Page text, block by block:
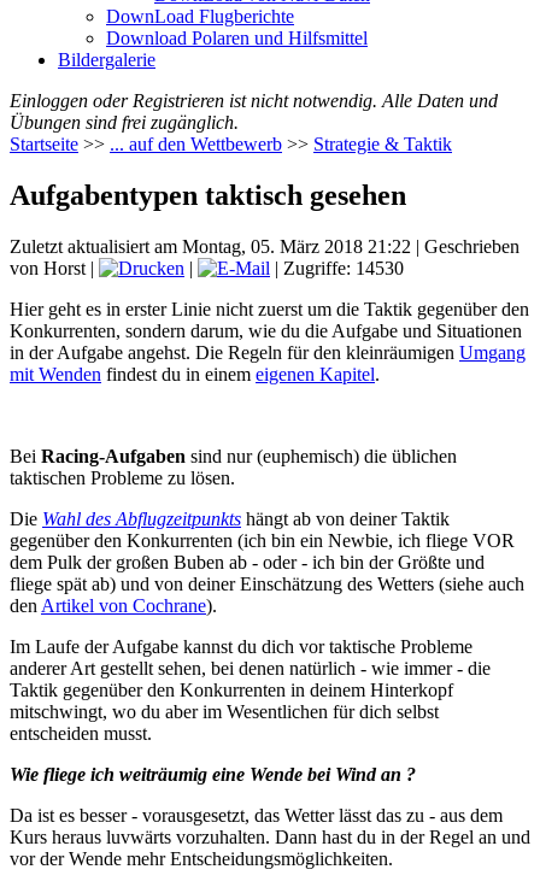
DownLoad Flugberichte
Download Polaren und Hilfsmittel
Bildergalerie
Einloggen oder Registrieren ist nicht notwendig. Alle Daten und
Übungen sind frei zugänglich.
Startseite >> ... auf den Wettbewerb >> Strategie & Taktik
Aufgabentypen taktisch gesehen
Zuletzt aktualisiert am Montag, 05. März 2018 21:22 | Geschrieben
von Horst | |
| Zugriffe: 14530
Hier geht es in erster Linie nicht zuerst um die Taktik gegenüber den
Konkurrenten, sondern darum, wie du die Aufgabe und Situationen
in der Aufgabe angehst. Die Regeln für den kleinräumigen Umgang
mit Wenden findest du in einem eigenen Kapitel.
Bei Racing-Aufgaben sind nur (euphemisch) die üblichen
taktischen Probleme zu lösen.
Die Wahl des Abflugzeitpunkts hängt ab von deiner Taktik
gegenüber den Konkurrenten (ich bin ein Newbie, ich fliege VOR
dem Pulk der großen Buben ab - oder - ich bin der Größte und
fliege spät ab) und von deiner Einschätzung des Wetters (siehe auch
den Artikel von Cochrane).
Im Laufe der Aufgabe kannst du dich vor taktische Probleme
anderer Art gestellt sehen, bei denen natürlich - wie immer - die
Taktik gegenüber den Konkurrenten in deinem Hinterkopf
mitschwingt, wo du aber im Wesentlichen für dich selbst
entscheiden musst.
Wie fliege ich weiträumig eine Wende bei Wind an ?
Da ist es besser - vorausgesetzt, das Wetter lässt das zu - aus dem
Kurs heraus luvwärts vorzuhalten. Dann hast du in der Regel an und
vor der Wende mehr Entscheidungsmöglichkeiten.